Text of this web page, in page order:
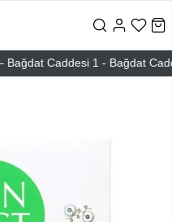
Caddesi 1 - Bağdat